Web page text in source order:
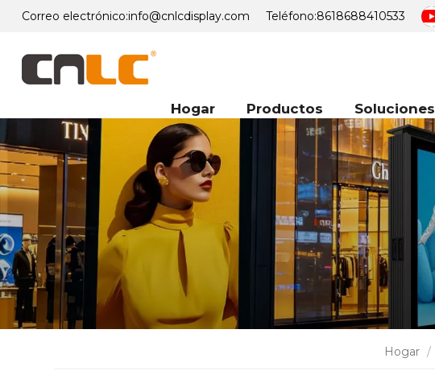
Correo electrónico:info@cnlcdisplay.com Teléfono:8618688410533
Hogar Productos Soluciones
Hogar /